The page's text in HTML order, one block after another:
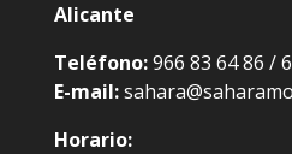
Alicante
Teléfono:966 83 64 86 /
E-mail:
Horario: